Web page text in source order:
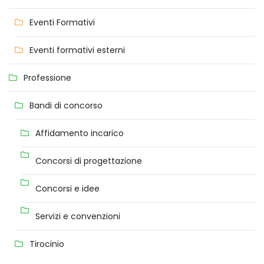
Eventi Formativi
Eventi formativi esterni
Professione
Bandi di concorso
Affidamento incarico
Concorsi di progettazione
Concorsi e idee
Servizi e convenzioni
Tirocinio